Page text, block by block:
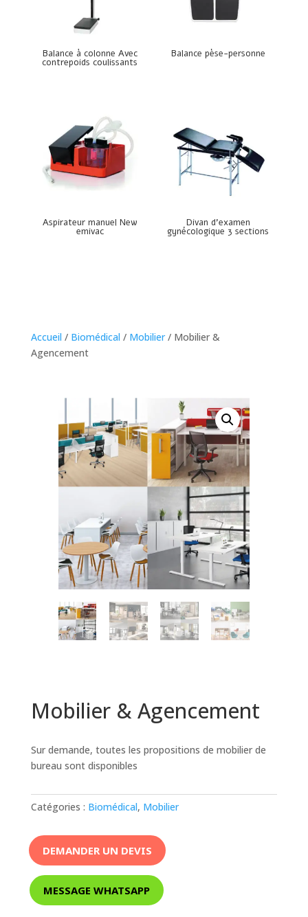
Balance à colonne Avec
contrepoids coulissants
Balance pèse-personne
Aspirateur manuel New
emivac
Divan d’examen
gynécologique 3 sections
Accueil / Biomédical / Mobilier/ Mobilier &
Agencement
Mobilier & Agencement
Sur demande, toutes les propositions de mobilier de
bureau sont disponibles
Catégories : Biomédical, Mobilier
DEMANDER UN DEVIS
MESSAGE WHATSAPP